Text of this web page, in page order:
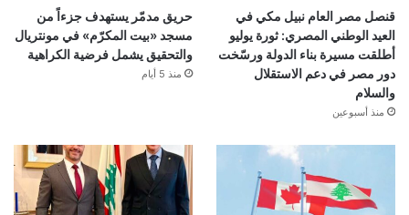
قنصل مصر العام نبيل مكي في
العيد الوطني المصري: ثورة يوليو
أطلقت مسيرة بناء الدولة ورسّخت
دور مصر في دعم الاستقلال
والسلام
منذ أسبوعين
حريق مدمّر يستهدف جزءاً من
مسجد «بيت المكرّم» في مونتريال
والتحقيق يشمل فرضية الكراهية
منذ 5 أيام